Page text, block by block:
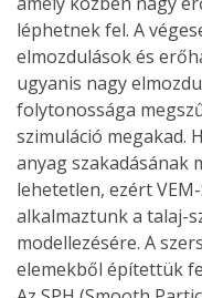
léphetnek fel. A
elmozdulások és
ugyanis nagy
folytonossága
szimuláció megakad.
anyag szakadásának
lehetetlen, ezért
alkalmaztunk a talaj-
modellezésére. A
elemekből építettük